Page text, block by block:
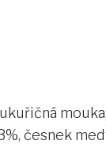
česnek